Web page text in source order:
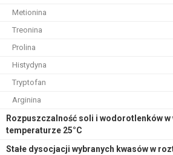
Metionina
Treonina
Prolina
Histydyna
Tryptofan
Arginina
Rozpuszczalność soli i wodorotlenków w
temperaturze 25°C
Stałe dysocjacji wybranych kwasów w